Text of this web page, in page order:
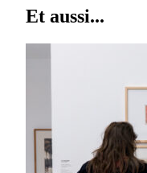
Et aussi...